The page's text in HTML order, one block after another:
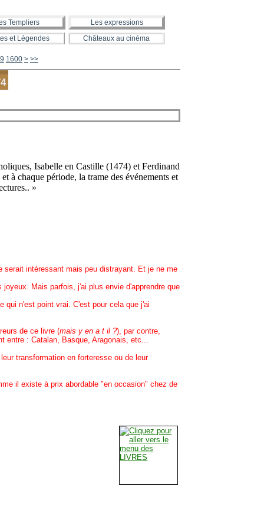
Templiers
Les expressions
et Légendes Châteaux au cinéma
1600 1700
1800
1900
2000
2100
2200
2300
2400
2500
2600
2700
2800
2900
3000
3100
3200
3300
3400
3500
3600
3700
3800
3900
4000
4100
4200
4300
4400
4500
4600
4700
4800
4900
5000
5100
5200
5300
5400
5500
5600
> >>
Isabelle en Castille (1474) et Ferdinand
à chaque période, la trame des événements et
»
serait intéressant mais peu distrayant. Et je ne me
Mais parfois, j'ai plus envie d'apprendre que
qui n'est point vrai. C'est pour cela que j'ai
de ce livre (mais y en a t il ?), par contre,
: Catalan, Basque, Aragonais, etc...
transformation en forteresse ou de leur
il existe à prix abordable "en occasion" chez de